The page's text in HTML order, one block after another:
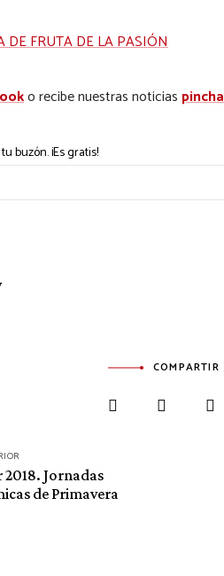
DE FRUTA DE LA PASIÓN
o recibe nuestras noticias
buzón. ¡Es gratis!
COMPARTIR
2018. Jornadas
de Primavera